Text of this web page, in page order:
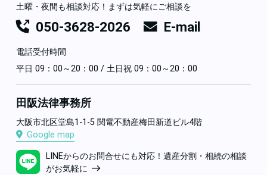
土曜・夜間も相談対応！まずは気軽にご相談を
050-3628-2026 E-mail
電話受付時間
平日 09：00～20：00 / 土日祝 09：00～20：00
田阪法律事務所
大阪市北区堂島1-1-5 関電不動産梅田新道ビル4階
Google map
LINEからのお問合せにも対応！遺産分割・相続の相談
がお気軽に